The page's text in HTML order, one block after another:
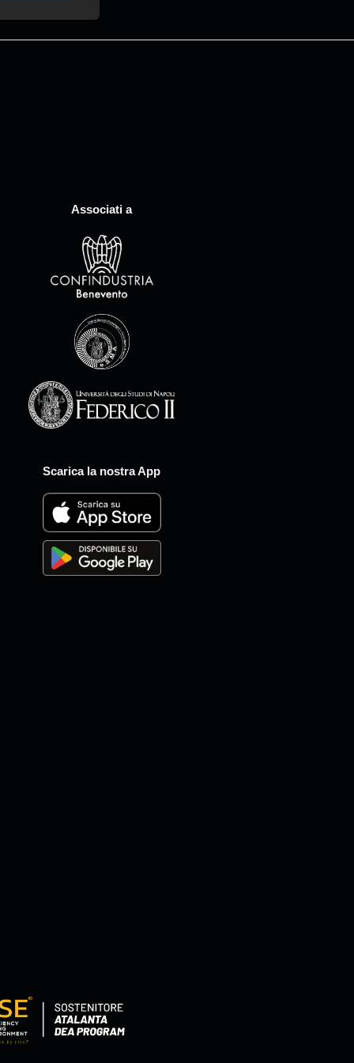
Associati a
Scarica la nostra App